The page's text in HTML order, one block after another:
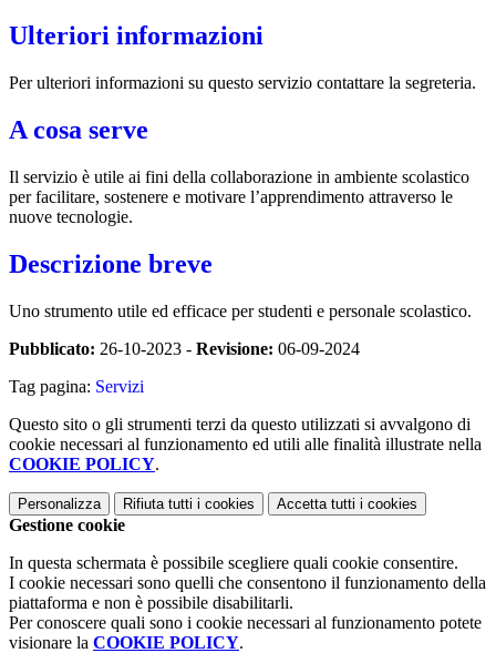
Ulteriori informazioni
Per ulteriori informazioni su questo servizio contattare la segreteria.
A cosa serve
Il servizio è utile ai fini della collaborazione in ambiente scolastico
per facilitare, sostenere e motivare l’apprendimento attraverso le
nuove tecnologie.
Descrizione breve
Uno strumento utile ed efficace per studenti e personale scolastico.
Pubblicato: 26-10-2023 - Revisione: 06-09-2024
Tag pagina: Servizi
Questo sito o gli strumenti terzi da questo utilizzati si avvalgono di
cookie necessari al funzionamento ed utili alle finalità illustrate nella
COOKIE POLICY.
Personalizza Rifiuta tutti i cookies Accetta tutti i cookies
Gestione cookie
In questa schermata è possibile scegliere quali cookie consentire.
I cookie necessari sono quelli che consentono il funzionamento della
piattaforma e non è possibile disabilitarli.
Per conoscere quali sono i cookie necessari al funzionamento potete
visionare la COOKIE POLICY.